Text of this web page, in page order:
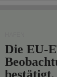
Die EU-